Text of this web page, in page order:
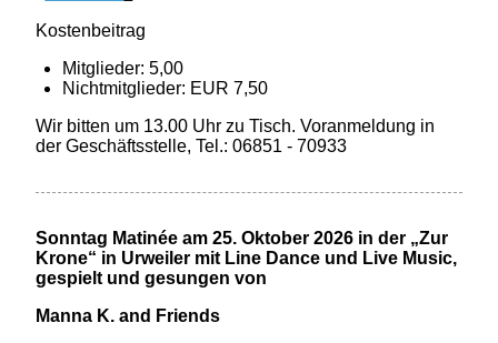
Kostenbeitrag
Mitglieder: 5,00
Nichtmitglieder: EUR 7,50
Wir bitten um 13.00 Uhr zu Tisch. Voranmeldung in
der Geschäftsstelle, Tel.: 06851 - 70933
Sonntag Matinée am 25. Oktober 2026 in der „Zur
Krone“ in Urweiler mit Line Dance und Live Music,
gespielt und gesungen von
Manna K. and Friends